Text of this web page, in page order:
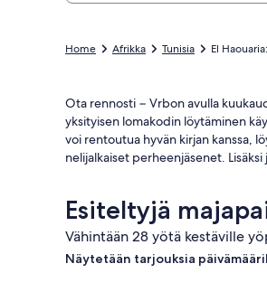
El
Tunisia
Afrikka
Home
Ota rennosti − Vrbon avulla
yksityisen lomakodin löytäminen
voi rentoutua hyvän kirjan kanssa,
nelijalkaiset perheenjäsenet.
Esiteltyjä
Vähintään 28 yötä kestäville
Näytetään tarjouksia